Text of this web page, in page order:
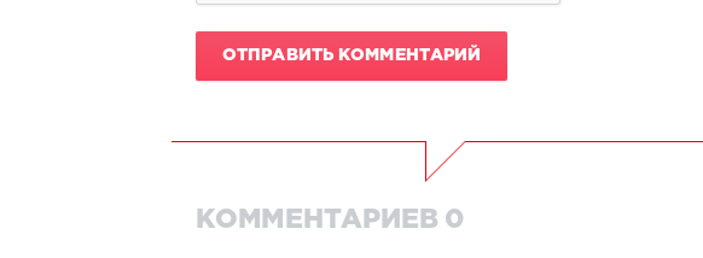
ОТПРАВИТЬ КОММЕНТАРИЙ
КОММЕНТАРИЕВ 0